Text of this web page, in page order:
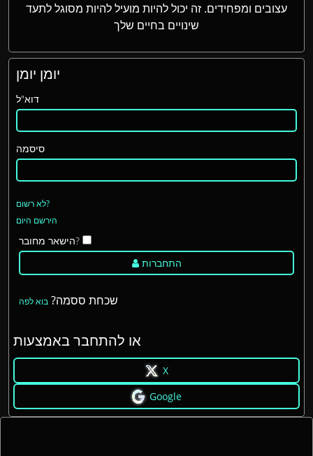
עצובים ומפחידים. זה יכול להיות מועיל להיות מסוגל לתעד
שינויים בחיים שלך
יומן יומן
דוא"ל
סיסמה
לא רשום?
הירשם היום
הישאר מחובר?
התחברות
שכחת ססמה? בוא לפה
או להתחבר באמצעות
X
Google